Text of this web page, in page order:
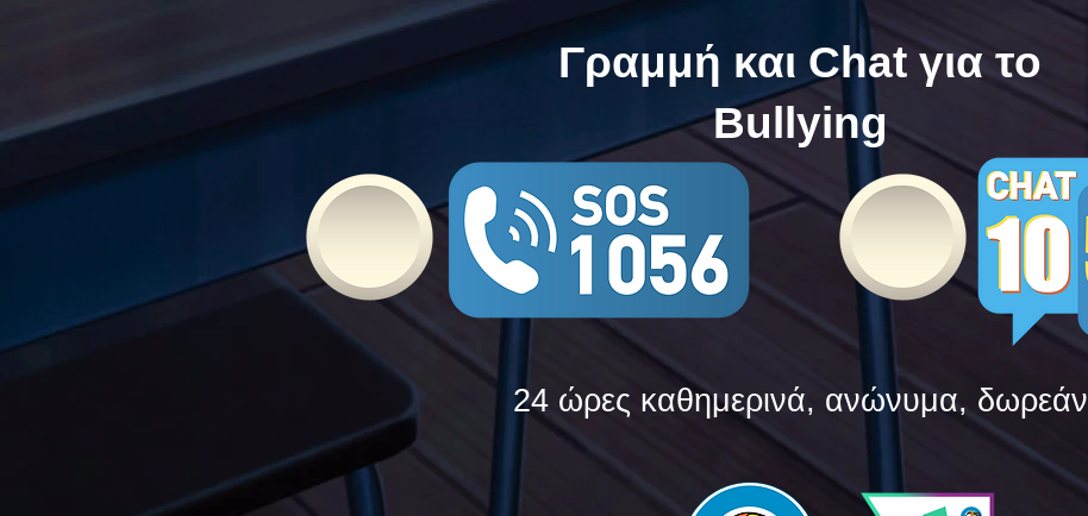
Γραμμή και Chat για το
Bullying
24 ώρες καθημερινά, ανώνυμα, δωρεάν